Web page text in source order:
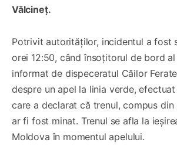
Vălcineț.
Potrivit autorităților, incidentul a fost
orei 12:50, când însoțitorul de bord
informat de dispeceratul Căilor
despre un apel la linia verde,
care a declarat că trenul, compus din
ar fi fost minat. Trenul se afla la
Moldova în momentul apelului.